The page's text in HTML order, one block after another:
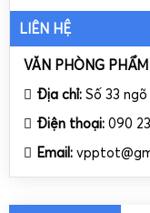
LIÊN HỆ
VĂN PHÒNG
Địa chỉ: Số 33
Điện thoại: 090
Email: